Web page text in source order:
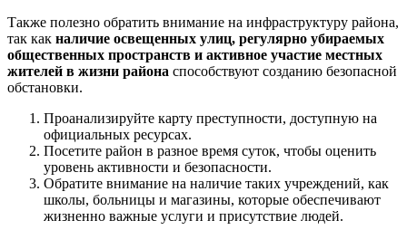
Также полезно обратить внимание на инфраструктуру района,
так как наличие освещенных улиц, регулярно убираемых
общественных пространств и активное участие местных
жителей в жизни района способствуют созданию безопасной
обстановки.
Проанализируйте карту преступности, доступную на
официальных ресурсах.
Посетите район в разное время суток, чтобы оценить
уровень активности и безопасности.
Обратите внимание на наличие таких учреждений, как
школы, больницы и магазины, которые обеспечивают
жизненно важные услуги и присутствие людей.